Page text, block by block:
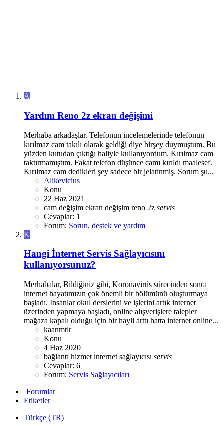
A
Yardım Reno 2z ekran değişimi
Merhaba arkadaşlar. Telefonun incelemelerinde telefonun
kırılmaz cam takılı olarak geldiği diye birşey duymuştum. Bu
yüzden kutudan çıktığı haliyle kullanıyordum. Kırılmaz cam
taktırmamıştım. Fakat telefon düşünce camı kırıldı maalesef.
Kırılmaz cam dedikleri şey sadece bir jelatinmiş. Sorum şu...
Alikevicius
Konu
22 Haz 2021
cam değişim ekran değişim reno 2z servis
Cevaplar: 1
Forum: Sorun, destek ve yardım
K
Hangi İnternet Servis Sağlayıcısını
kullanıyorsunuz?
Merhabalar, Bildiğiniz gibi, Koronavirüs sürecinden sonra
internet hayatımızın çok önemli bir bölümünü oluşturmaya
başladı. İnsanlar okul derslerini ve işlerini artık internet
üzerinden yapmaya başladı, online alışverişlere talepler
mağaza kapalı olduğu için bir hayli arttı hatta internet online...
kaanmtlr
Konu
4 Haz 2020
bağlantı hizmet i̇nternet sağlayıcısı servis
Cevaplar: 6
Forum: Servis Sağlayıcıları
Forumlar
Etiketler
Türkçe (TR)